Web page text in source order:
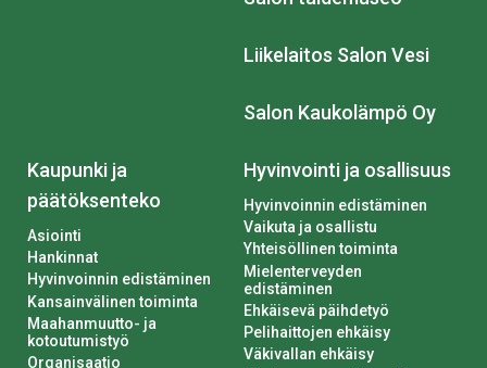
Liikelaitos Salon Vesi
Salon Kaukolämpö Oy
Kaupunki ja
päätöksenteko
Asiointi
Hankinnat
Hyvinvoinnin edistäminen
Kansainvälinen toiminta
Maahanmuutto- ja
kotoutumistyö
Organisaatio
Hyvinvointi ja osallisuus
Hyvinvoinnin edistäminen
Vaikuta ja osallistu
Yhteisöllinen toiminta
Mielenterveyden
edistäminen
Ehkäisevä päihdetyö
Pelihaittojen ehkäisy
Väkivallan ehkäisy